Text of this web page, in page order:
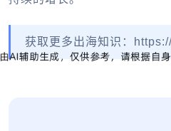
获取更多出海知识：